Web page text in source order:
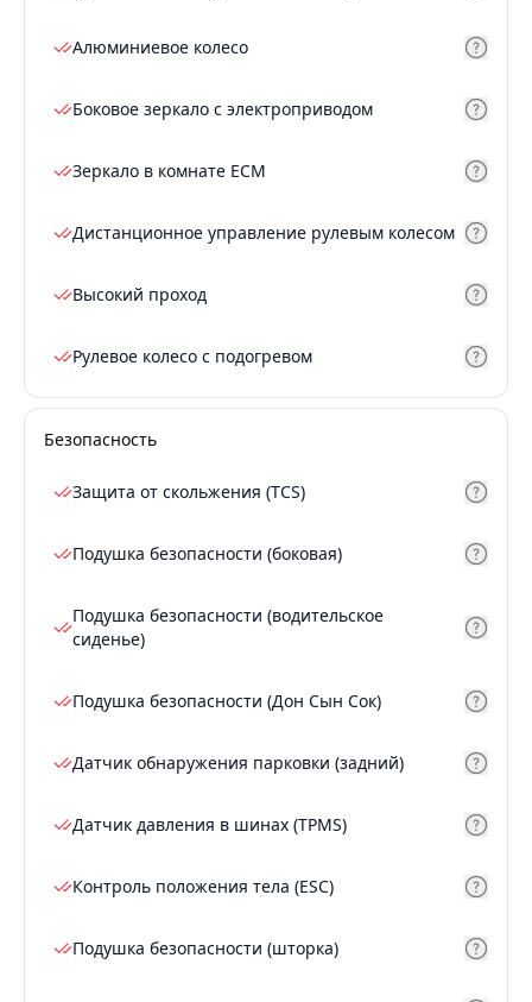
Алюминиевое колесо
Боковое зеркало с электроприводом
Зеркало в комнате ECM
Дистанционное управление рулевым колесом
Высокий проход
Рулевое колесо с подогревом
Безопасность
Защита от скольжения (TCS)
Подушка безопасности (боковая)
Подушка безопасности (водительское
сиденье)
Подушка безопасности (Дон Сын Сок)
Датчик обнаружения парковки (задний)
Датчик давления в шинах (TPMS)
Контроль положения тела (ESC)
Подушка безопасности (шторка)